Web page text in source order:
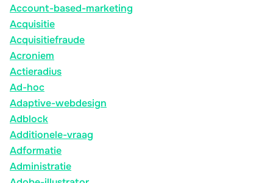
Account-based-marketing
Acquisitie
Acquisitiefraude
Acroniem
Actieradius
Ad-hoc
Adaptive-webdesign
Adblock
Additionele-vraag
Adformatie
Administratie